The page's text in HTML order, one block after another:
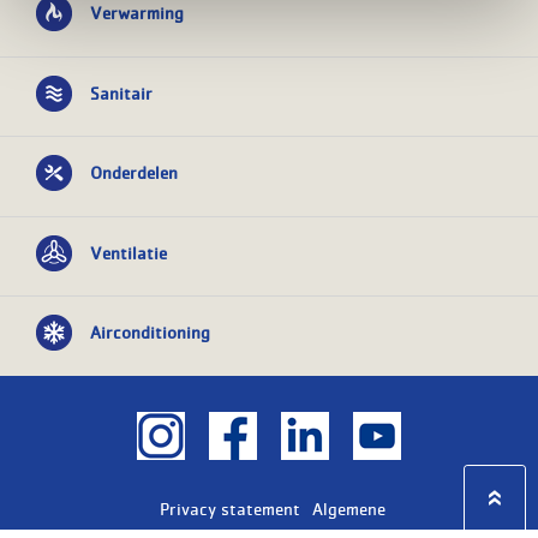
Verwarming
Sanitair
Onderdelen
Ventilatie
Airconditioning
Privacy statement
Algemene